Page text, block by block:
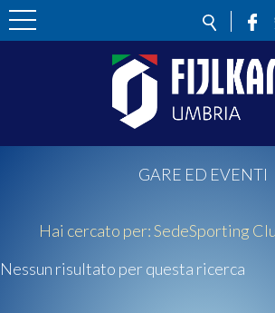
GARE ED EVENTI
Hai cercato per:SedeSporting
Nessun risultato per questa ricerca